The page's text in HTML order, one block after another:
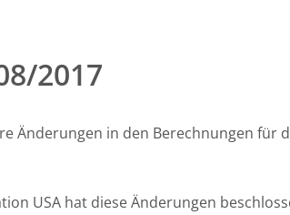
2017
Änderungen in den Berechnungen für
USA hat diese Änderungen